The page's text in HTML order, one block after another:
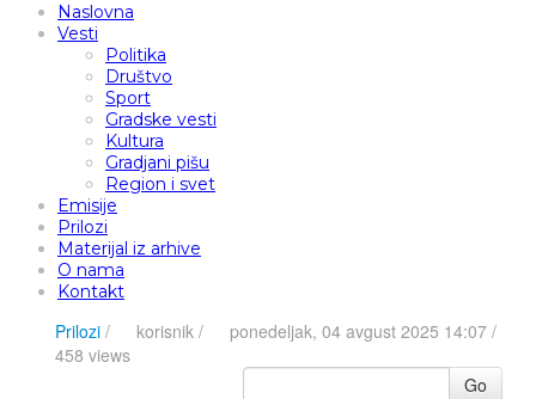
Naslovna
Vesti
Politika
Društvo
Sport
Gradske vesti
Kultura
Gradjani pišu
Region i svet
Emisije
Prilozi
Materijal iz arhive
O nama
Kontakt
Prilozi / korisnik /
ponedeljak, 04 avgust 2025 14:07 /
458 views
Go